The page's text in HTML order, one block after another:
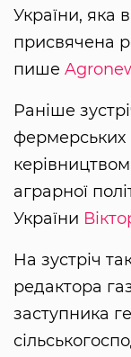
України, яка
присвячена
пише
Раніше
фермерських
керівництвом
аграрної
України
На зустріч
редактора
заступника